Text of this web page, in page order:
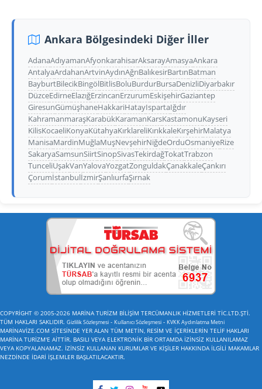
Ankara Bölgesindeki Diğer İller
AdanaAdıyamanAfyonkarahisarAksarayAmasyaAnkara
AntalyaArdahanArtvinAydınAğrıBalıkesirBartınBatman
BayburtBilecikBingölBitlisBoluBurdurBursaDenizliDiyarbakır
DüzceEdirneElazığErzincanErzurumEskişehirGaziantep
GiresunGümüşhaneHakkariHatayIspartaIğdır
KahramanmaraşKarabükKaramanKarsKastamonuKayseri
KilisKocaeliKonyaKütahyaKırklareliKırıkkaleKırşehirMalatya
ManisaMardinMuğlaMuşNevşehirNiğdeOrduOsmaniyeRize
SakaryaSamsunSiirtSinopSivasTekirdağTokatTrabzon
TunceliUşakVanYalovaYozgatZonguldakÇanakkaleÇankırı
ÇorumİstanbulİzmirŞanlıurfaŞırnak
COPYRİGHT © 2005-2026 MARİNA TURİZM BİLİŞİM TERCÜMANLIK HİZMETLERİ TİC.LTD.ŞTİ.
TÜM HAKLARI SAKLIDIR. Gizlilik Sözleşmesi - Kullanıcı Sözleşmesi - KVKK Aydınlatma Metni
MARİNAVİZE.COM SİTESİNDE YER ALAN TÜM METİN, RESİM VE İÇERİKLERİN TELİF HAKLARI
MARİNA TURİZM'E AİTTİR. BASILI VEYA ELEKTRONİK BİR ORTAMDA İZİNSİZ KULLANILAMAZ
VEYA KOPYALANAMAZ. İZİNSİZ KULLANAN KURUMLAR VE KİŞİLER HAKKINDA İLGİLİ MAKAMLAR
NEZDİNDE İDARİ İŞLEMLER BAŞLATILACAKTIR.